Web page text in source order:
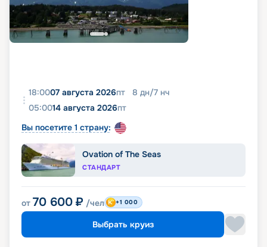
18:0007 августа 2026пт 8 дн/7 нч
05:0014 августа 2026пт
Вы посетите 1 страну:
Ovation of The Seas
СТАНДАРТ
от 70 600 ₽ /чел +1 000
Выбрать круиз